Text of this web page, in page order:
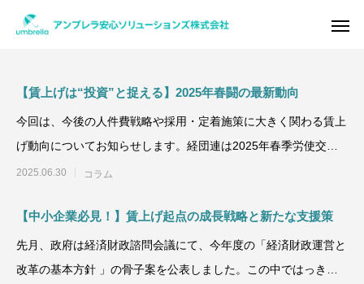
【賃上げは“投資”と捉える】2025年春闘の最新動向
今回は、今後の人件費戦略や採用・定着施策に大きく関わる賃上
げ動向についてお知らせします。経団連は2025年春季労使交渉
における大手企業の
2025.06.30 コラム
【中小企業必見！】賃上げ起点の成長戦略と新たな支援策
先月、政府は経済財政諮問会議にて、今年度の「経済財政運営と
改革の基本方針 」の骨子案を公表しました。この中ではっきり